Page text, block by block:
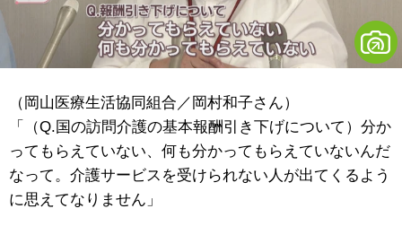
（岡山医療生活協同組合／岡村和子さん）
「（Q.国の訪問介護の基本報酬引き下げについて）分か
ってもらえていない、何も分かってもらえていないんだ
なって。介護サービスを受けられない人が出てくるよう
に思えてなりません」